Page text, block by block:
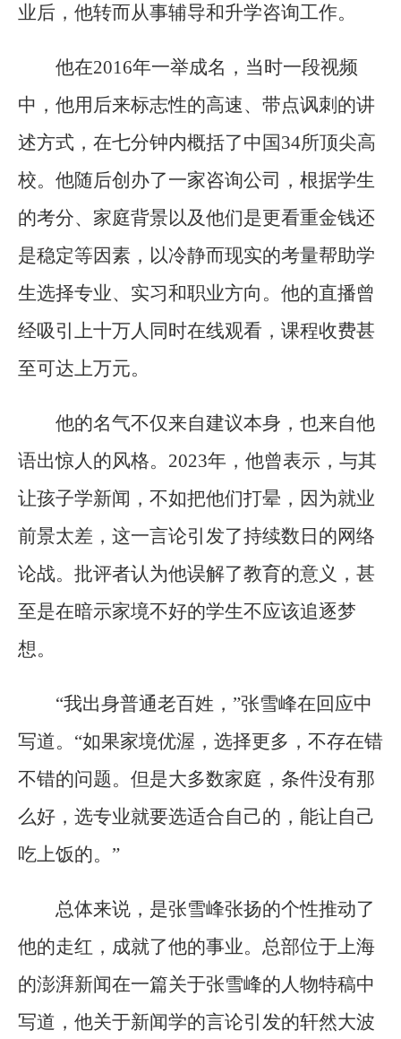
业后，他转而从事辅导和升学咨询工作。
他在2016年一举成名，当时一段视频
中，他用后来标志性的高速、带点讽刺的讲
述方式，在七分钟内概括了中国34所顶尖高
校。他随后创办了一家咨询公司，根据学生
的考分、家庭背景以及他们是更看重金钱还
是稳定等因素，以冷静而现实的考量帮助学
生选择专业、实习和职业方向。他的直播曾
经吸引上十万人同时在线观看，课程收费甚
至可达上万元。
他的名气不仅来自建议本身，也来自他
语出惊人的风格。2023年，他曾表示，与其
让孩子学新闻，不如把他们打晕，因为就业
前景太差，这一言论引发了持续数日的网络
论战。批评者认为他误解了教育的意义，甚
至是在暗示家境不好的学生不应该追逐梦
想。
“我出身普通老百姓，”张雪峰在回应中
写道。“如果家境优渥，选择更多，不存在错
不错的问题。但是大多数家庭，条件没有那
么好，选专业就要选适合自己的，能让自己
吃上饭的。”
总体来说，是张雪峰张扬的个性推动了
他的走红，成就了他的事业。总部位于上海
的澎湃新闻在一篇关于张雪峰的人物特稿中
写道，他关于新闻学的言论引发的轩然大波